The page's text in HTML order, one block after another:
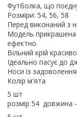
Футболка, що
Розміри: 54, 56, 58
Перед виконаний з
Модель прикрашена
ефектно.
Вільний крій
Ідеально пасує до
Носи із
Колір м'ята
5 шт
розмір 54 довжина